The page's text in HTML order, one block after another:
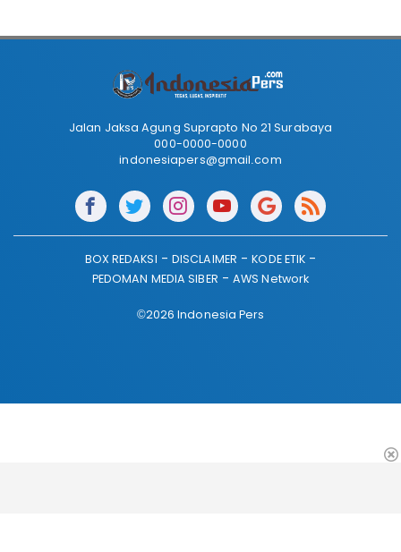
Jalan Jaksa Agung Suprapto No 21 Surabaya
000-0000-0000
indonesiapers@gmail.com
BOX REDAKSI DISCLAIMER
KODE ETIK
PEDOMAN MEDIA SIBER
AWS Network
©2026 Indonesia Pers